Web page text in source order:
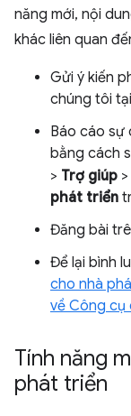
năng mới, nội
khác liên quan
Gửi ý kiến
chúng tôi tại
Báo cáo sự
bằng cách
> Trợ giúp >
phát triển
Đăng bài
Để lại bình
cho nhà
về Công cụ
Tính năng
phát triển